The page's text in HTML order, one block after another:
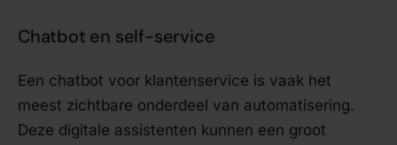
Chatbot en self-service
Een chatbot voor klantenservice is vaak het
meest zichtbare onderdeel van automatisering.
Deze digitale assistenten kunnen een groot